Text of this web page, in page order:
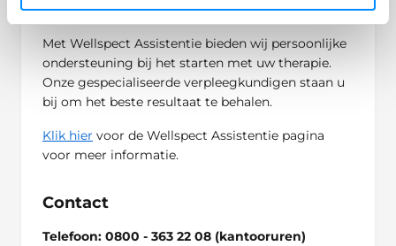
Een goede start is de sleutel tot succes.
Met Wellspect Assistentie bieden wij persoonlijke
ondersteuning bij het starten met uw therapie.
Onze gespecialiseerde verpleegkundigen staan u
bij om het beste resultaat te behalen.
Klik hier voor de Wellspect Assistentie pagina
voor meer informatie.
Contact
Telefoon: 0800 - 363 22 08 (kantooruren)